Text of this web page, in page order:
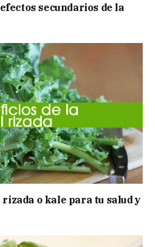
secundarios de la
o kale para tu salud y